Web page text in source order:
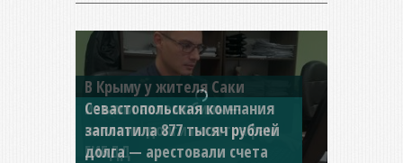
Севастопольская компания
заплатила 877 тысяч рублей
долга — арестовали счета